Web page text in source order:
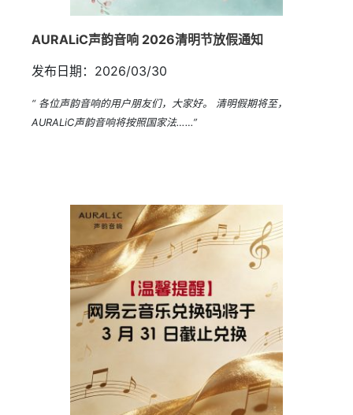
AURALiC声韵音响 2026清明节放假通知
发布日期：2026/03/30
“ 各位声韵音响的用户朋友们，大家好。 清明假期将至，
AURALiC声韵音响将按照国家法……”